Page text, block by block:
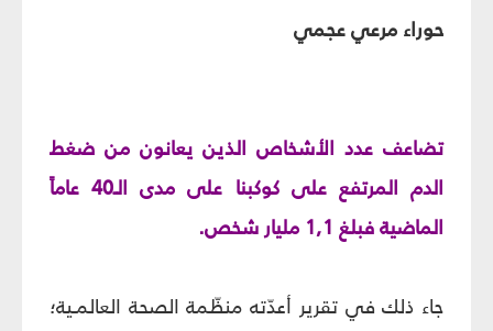
حوراء مرعي عجمي
تضاعف عدد الأشخاص الذين يعانون من ضغط
الدم المرتفع على كوكبنا على مدى الـ40 عاماً
الماضية فبلغ 1,1 مليار شخص.
جاء ذلك في تقرير أعدّته منظّمة الصحة العالمـية؛